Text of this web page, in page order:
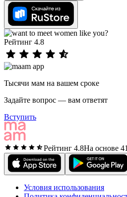
Рейтинг 4.8
Тысячи мам на вашем сроке
Задайте вопрос — вам ответят
Вступить
Рейтинг 4.8На основе
Условия использования